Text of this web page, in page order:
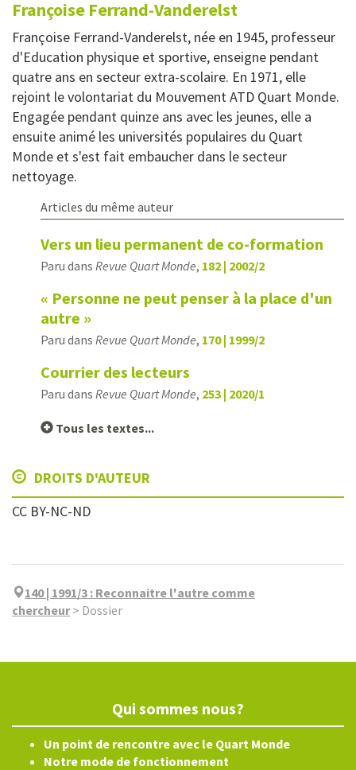
Françoise Ferrand-Vanderelst
Françoise Ferrand-Vanderelst, née en 1945, professeur
d'Education physique et sportive, enseigne pendant
quatre ans en secteur extra-scolaire. En 1971, elle
rejoint le volontariat du Mouvement ATD Quart Monde.
Engagée pendant quinze ans avec les jeunes, elle a
ensuite animé les universités populaires du Quart
Monde et s'est fait embaucher dans le secteur
nettoyage.
Articles du même auteur
Vers un lieu permanent de co-formation
Paru dans Revue Quart Monde, 182 | 2002/2
« Personne ne peut penser à la place d'un
autre »
Paru dans Revue Quart Monde, 170 | 1999/2
Courrier des lecteurs
Paru dans Revue Quart Monde, 253 | 2020/1
Tous les textes...
DROITS D'AUTEUR
CC BY-NC-ND
140 | 1991/3 : Reconnaitre l'autre comme
chercheur> Dossier
Qui sommes nous?
Un point de rencontre avec le Quart Monde
Notre mode de fonctionnement